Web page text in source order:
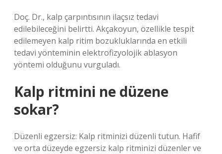
Doç. Dr., kalp çarpıntısının ilaçsız tedavi
edilebileceğini belirtti. Akçakoyun, özellikle tespit
edilemeyen kalp ritim bozukluklarında en etkili
tedavi yönteminin elektrofizyolojik ablasyon
yöntemi olduğunu vurguladı.
Kalp ritmini ne düzene
sokar?
Düzenli egzersiz: Kalp ritminizi düzenli tutun. Hafif
ve orta düzeyde egzersiz kalp ritminizi düzenler ve